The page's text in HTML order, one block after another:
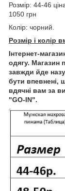
Розмір: 44-46
1050 грн
Колір: чорний.
Розмір і колір
Інтернет-
одягу. Магазин
завжди йде
бути впевнені,
вдячні вам за
"GO-IN".